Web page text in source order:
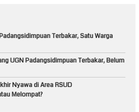
Terbakar, Satu Warga
UGN Padangsidimpuan Terbakar, Belum
Nyawa di Area RSUD
Melompat?